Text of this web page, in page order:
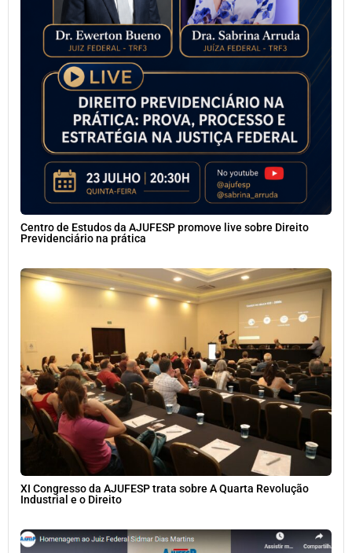
Centro de Estudos da AJUFESP promove live sobre Direito
Previdenciário na prática
XI Congresso da AJUFESP trata sobre A Quarta Revolução
Industrial e o Direito